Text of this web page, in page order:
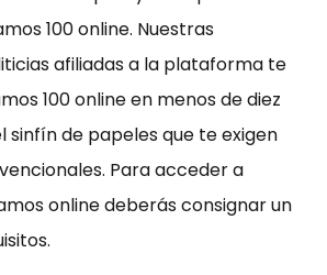
100 online. Nuestras
afiliadas a la plataforma te
100 online en menos de diez
sinfín de papeles que te exigen
Para acceder a
online deberás consignar un